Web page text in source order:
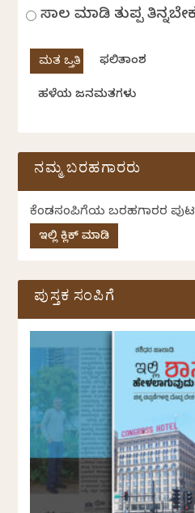
ಸಾಲ ಮಾಡಿ ತುಪ್ಪ
ಫಲಿತಾಂಶ
ಹಳೆಯ ಜನಮತಗಳು
ನಮ್ಮ ಬರಹಗಾರರು
ಕೆಂಡಸಂಪಿಗೆಯ ಬರಹಗಾರರ
ಇಲ್ಲಿ ಕ್ಲಿಕ್ ಮಾಡಿ
ಪುಸ್ತಕ ಸಂಪಿಗೆ